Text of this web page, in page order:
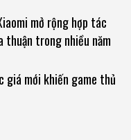
mở rộng hợp tác
thuận trong nhiều năm
giá mới khiến game thủ